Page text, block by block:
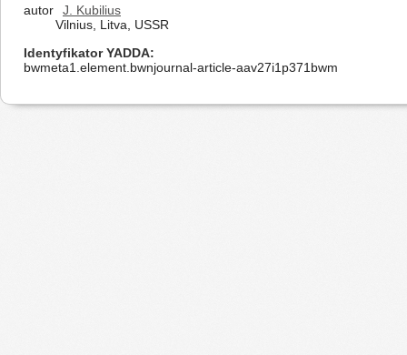
autor
J. Kubilius
Vilnius, Litva, USSR
Identyfikator YADDA
bwmeta1.element.bwnjournal-article-aav27i1p371bwm